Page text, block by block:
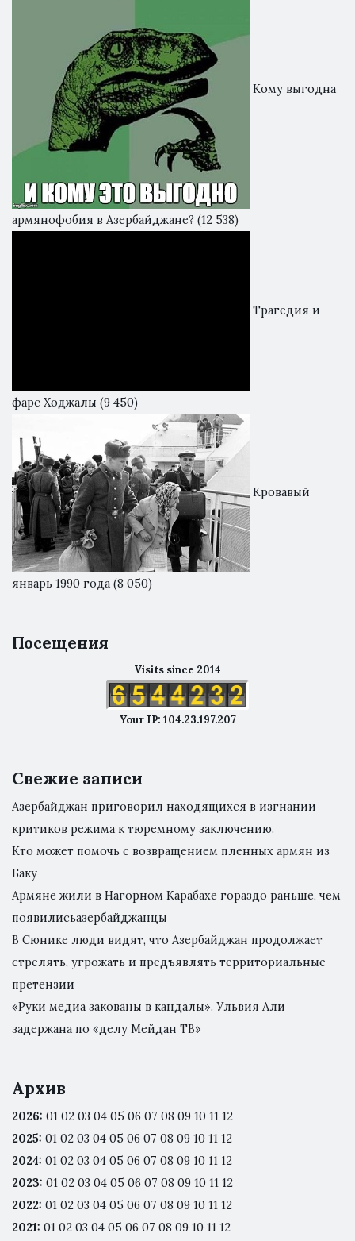
Кому выгодна
армянофобия в Азербайджане? (12 538)
Трагедия и
фарс Ходжалы (9 450)
Кровавый
январь 1990 года (8 050)
Посещения
Visits since 2014
Your IP: 104.23.197.207
Свежие записи
Азербайджан приговорил находящихся в изгнании
критиков режима к тюремному заключению.
Кто может помочь с возвращением пленных армян из
Баку
Армяне жили в Нагорном Карабахе гораздо раньше, чем
появилисьазербайджанцы
В Сюнике люди видят, что Азербайджан продолжает
стрелять, угрожать и предъявлять территориальные
претензии
«Руки медиа закованы в кандалы». Ульвия Али
задержана по «делу Мейдан ТВ»
Архив
2026: 01 02 03 04 05 06 07 08 09 10 11 12
2025: 01 02 03 04 05 06 07 08 09 10 11 12
2024: 01 02 03 04 05 06 07 08 09 10 11 12
2023: 01 02 03 04 05 06 07 08 09 10 11 12
2022: 01 02 03 04 05 06 07 08 09 10 11 12
2021: 01 02 03 04 05 06 07 08 09 10 11 12